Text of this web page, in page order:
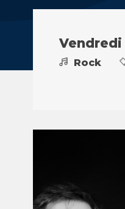
Vendredi
Rock